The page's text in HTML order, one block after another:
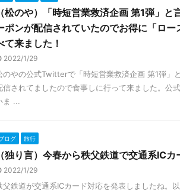
（松のや）「時短営業救済企画 第1弾」
ポンが配信されていたのでお得に「ロ
て来ました！
2022/1/29
のやの公式Twitterで「時短営業救済企画 第1弾」
信されてましたので食事しに行って来ました。公
ま ...
ログ 旅行
（独り言）今春から秩父鉄道で交通系ICカ
2022/1/29
父鉄道が交通系ICカード対応を発表しましたね。